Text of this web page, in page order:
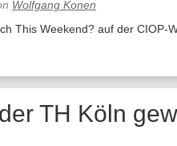
Wolfgang Konen
This Weekend? auf der CIOP-
TH Köln